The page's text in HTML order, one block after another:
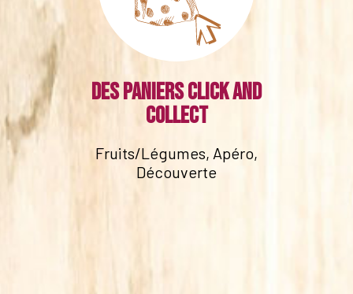
Des paniers click and
collect
Fruits/Légumes, Apéro,
Découverte